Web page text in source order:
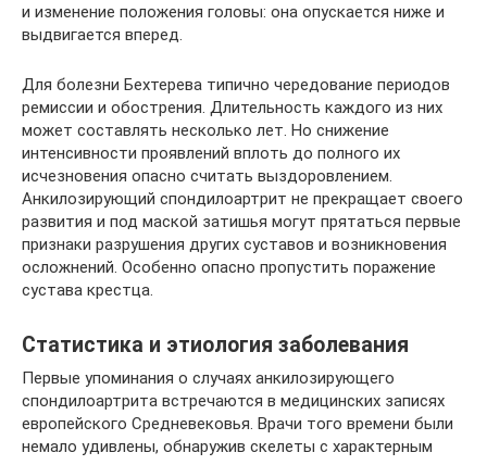
и изменение положения головы: она опускается ниже и
выдвигается вперед.
Для болезни Бехтерева типично чередование периодов
ремиссии и обострения. Длительность каждого из них
может составлять несколько лет. Но снижение
интенсивности проявлений вплоть до полного их
исчезновения опасно считать выздоровлением.
Анкилозирующий спондилоартрит не прекращает своего
развития и под маской затишья могут прятаться первые
признаки разрушения других суставов и возникновения
осложнений. Особенно опасно пропустить поражение
сустава крестца.
Статистика и этиология заболевания
Первые упоминания о случаях анкилозирующего
спондилоартрита встречаются в медицинских записях
европейского Средневековья. Врачи того времени были
немало удивлены, обнаружив скелеты с характерным